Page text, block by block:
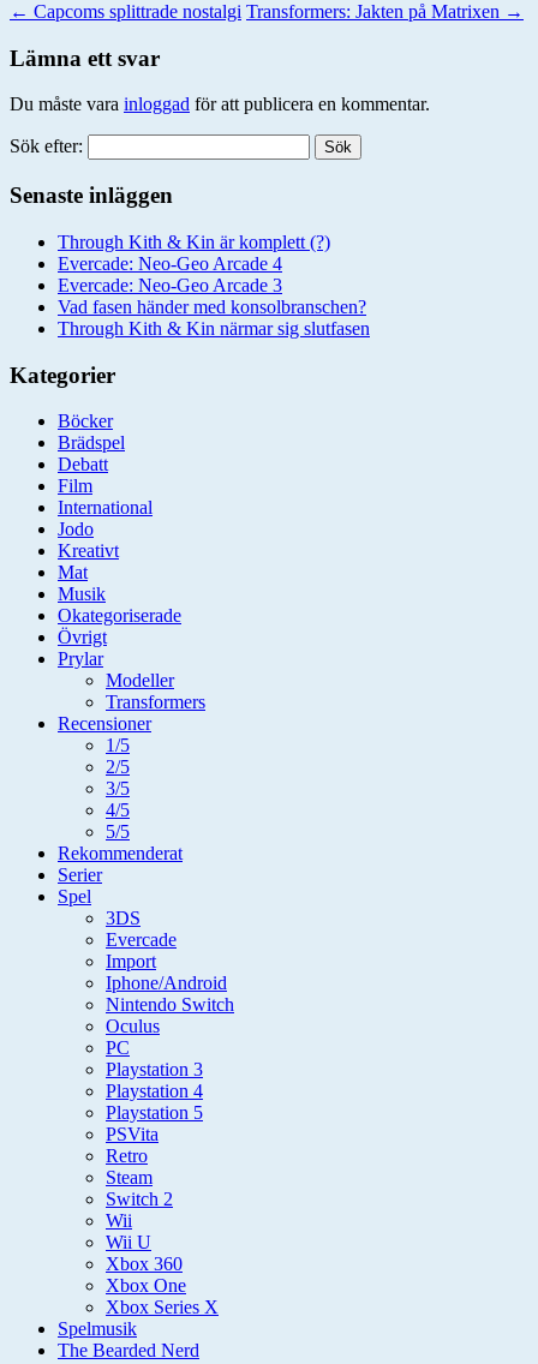
← Capcoms splittrade nostalgi Transformers: Jakten på Matrixen →
Lämna ett svar
Du måste vara inloggad för att publicera en kommentar.
Sök efter:
Senaste inläggen
Through Kith & Kin är komplett (?)
Evercade: Neo-Geo Arcade 4
Evercade: Neo-Geo Arcade 3
Vad fasen händer med konsolbranschen?
Through Kith & Kin närmar sig slutfasen
Kategorier
Böcker
Brädspel
Debatt
Film
International
Jodo
Kreativt
Mat
Musik
Okategoriserade
Övrigt
Prylar
Modeller
Transformers
Recensioner
1/5
2/5
3/5
4/5
5/5
Rekommenderat
Serier
Spel
3DS
Evercade
Import
Iphone/Android
Nintendo Switch
Oculus
PC
Playstation 3
Playstation 4
Playstation 5
PSVita
Retro
Steam
Switch 2
Wii
Wii U
Xbox 360
Xbox One
Xbox Series X
Spelmusik
The Bearded Nerd